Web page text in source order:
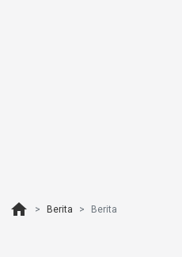
home Berita Berita